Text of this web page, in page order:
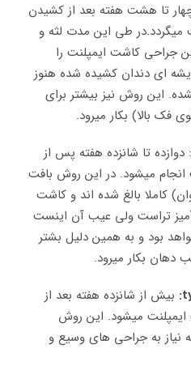
تا هشت هفته بعد از کشیدن
میگردد.در طی این مدت لثه و
جراحی کاشت ایمپلنت را
ای دندان کشیده شده هنوز
این روش نیز بیشتر برای
فک بالا) بکار میرود.
: دوازده تا شانزده هفته پس از
میشود. در این روش بافت
کاملا بالغ شده اند و کاشت
تراست ولی عیب آن اینست
بود و به همین دلیل بشتر
دهان بکار میرود.
بیش از شانزده هفته بعد از
میشود. این روش
نیاز به جراحی های وسیع و